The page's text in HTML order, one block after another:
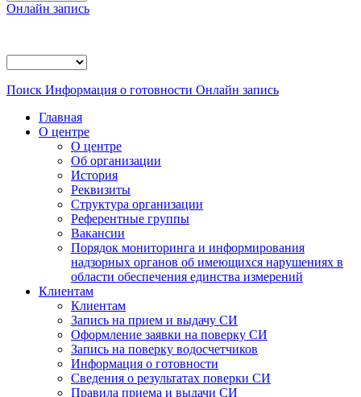
Онлайн запись
Поиск Информация о готовности Онлайн запись
Главная
О центре
О центре
Об организации
История
Реквизиты
Структура организации
Референтные группы
Вакансии
Порядок мониторинга и информирования
надзорных органов об имеющихся нарушениях в
области обеспечения единства измерений
Клиентам
Клиентам
Запись на прием и выдачу СИ
Оформление заявки на поверку СИ
Запись на поверку водосчетчиков
Информация о готовности
Сведения о результатах поверки СИ
Правила приема и выдачи СИ